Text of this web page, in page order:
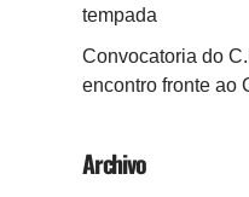
tempada
Convocatoria do
encontro fronte ao
Archivo